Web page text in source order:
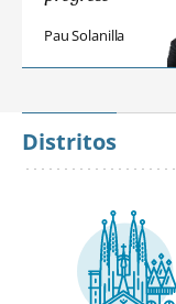
Pau Solanilla
Distritos